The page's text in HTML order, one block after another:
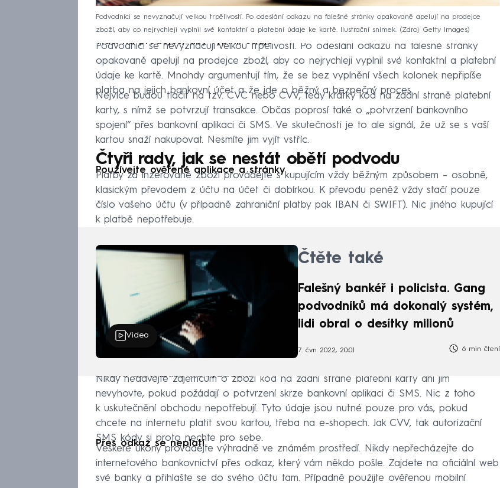
Podvodníci se nevyznačují velkou trpělivostí. Po odeslání odkazu na falešné stránky opakovaně apelují na prodejce
zboží, aby co nejrychleji vyplnil své kontaktní a platební údaje ke kartě. Ilustrační snímek.
Zdroj: Getty Images
Tlačí na prodejce, aby vyplnil údaje
Podvodníci se nevyznačují velkou trpělivostí. Po odeslání odkazu na falešné stránky
opakovaně apelují na prodejce zboží, aby co nejrychleji vyplnil své kontaktní a platební
údaje ke kartě. Mnohdy argumentují tím, že se bez vyplnění všech kolonek nepřipíše
platba na jejich bankovní účet a že jde o běžný a bezpečný proces.
Nejvíce budou tlačit na tzv. CVC nebo CVV, tedy krátký kód na zadní straně platební
karty, s nímž se potvrzují transakce. Občas poprosí také o „potvrzení bankovního
spojení“ přes bankovní aplikaci či SMS. Ve skutečnosti je to ale signál, že už se s vaší
kartou snaží nakupovat. Nesmíte jim vyjít vstříc.
Čtyři rady, jak se nestát obětí podvodu
Používejte ověřené aplikace a stránky
Platby za inzerované zboží provádějte s kupujícím vždy běžným způsobem – osobně,
klasickým převodem z účtu na účet či dobírkou. K převodu peněž vždy stačí pouze
číslo vašeho účtu (v případně zahraniční platby pak IBAN či SWIFT). Nic jiného kupující
k platbě nepotřebuje.
Video
Čtěte také
Falešný bankéř i policista. Gang
podvodníků má dokonalý systém,
lidi obral o desítky milionů
7. čvn 2022, 20:01 6 min čtení
Žádná autorizace na vyžádání
Nikdy nedávejte zájemcům o zboží kód na zadní straně platební karty ani jim
nevyhovte, pokud požádají o potvrzení skrze bankovní aplikaci či SMS. Nic z toho
k uskutečnění obchodu nepotřebují. Tyto údaje jsou nutné pouze pro vás, pokud
chcete na internetu platit svou kartou, třeba na e-shopech. Jak CVV, tak autorizační
SMS kódy si proto nechte pro sebe.
Přes odkaz se neplatí
Veškeré úkony provádějte výhradně ve známém prostředí. Nikdy nepřecházejte do
internetového bankovnictví přes odkaz, který vám někdo pošle. Zajdete na oficiální web
své banky a přihlašte se do svého účtu tam. Případně použijte ověřenou mobilní